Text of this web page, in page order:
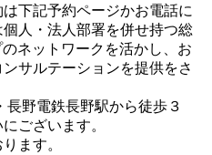
下記予約ページかお電話に
人・法人部署を併せ持つ総
ネットワークを活かし、お
サルテーションを提供をさ
長野電鉄長野駅から徒歩３
ございます。
ます。